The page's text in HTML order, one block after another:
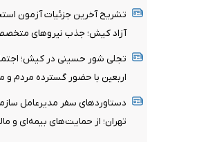
تشریح آخرین جزئیات آزمون
آزاد کیش؛ جذب نیروهای
تجلی شور حسینی در کیش؛
اربعین با حضور گسترده مردم و
دستاوردهای سفر مدیرعامل
تهران؛ از حمایت‌های بیمه‌ای و